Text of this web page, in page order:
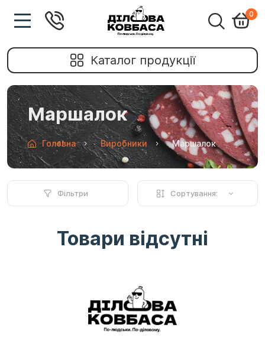
0
Каталог продукції
Маршалок
Головна Виробники Маршалок
Фільтри Сортування:
Товари відсутні